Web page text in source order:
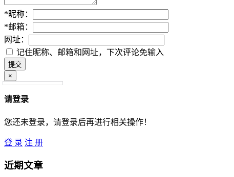
*昵称：
*邮箱：
网址：
记住昵称、邮箱和网址，下次评论免输入
×
请登录
您还未登录，请登录后再进行相关操作！
登 录 注 册
近期文章